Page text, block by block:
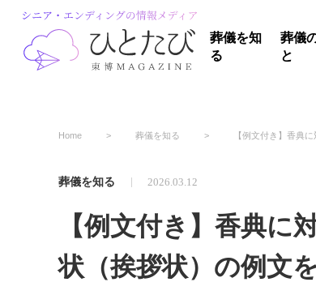
葬儀を知
る
葬儀
と
Home 葬儀を知る 【例文付き】香典に
葬儀を知る 2026.03.12
【例文付き】香典に
状（挨拶状）の例文